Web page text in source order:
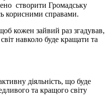
створити Громадську
корисними справами.
кожен зайвий раз згадував,
навколо буде кращати та
діяльність, що буде
та кращого світу